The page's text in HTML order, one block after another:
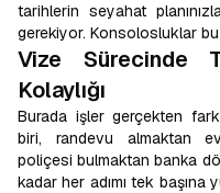
tarihlerin seyahat
gerekiyor. Konsolosluklar bu
Vize Sürecinde
Kolaylığı
Burada işler gerçekten
biri, randevu almaktan
poliçesi bulmaktan banka
kadar her adımı tek